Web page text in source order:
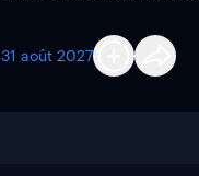
31 août 2027